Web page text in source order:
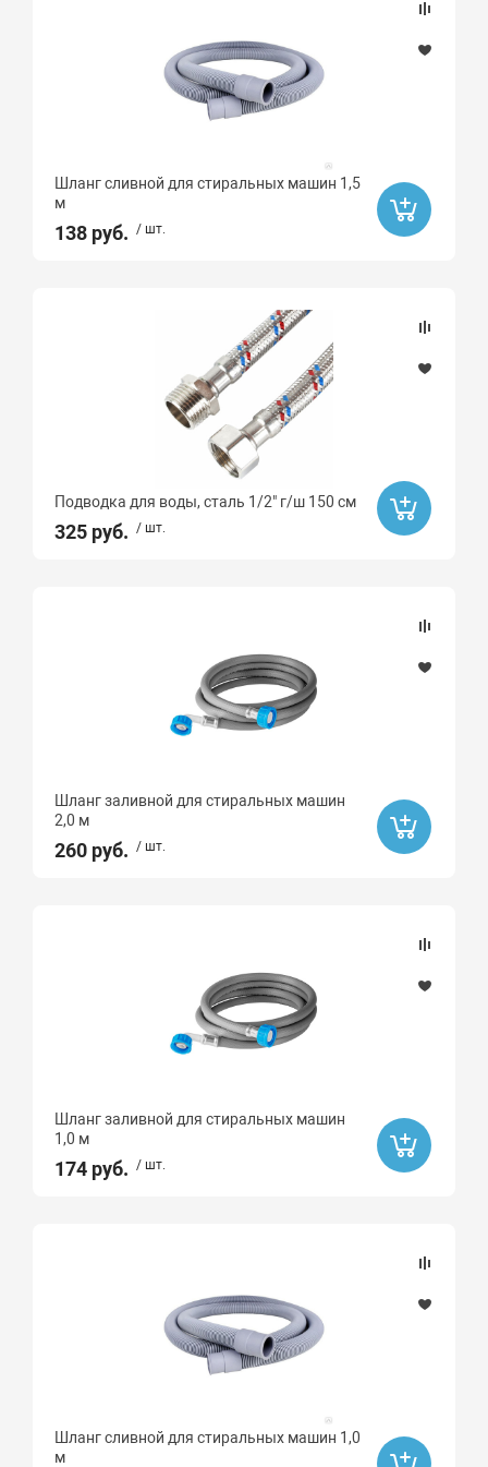
Шланг сливной для стиральных машин 1,5
м
138 руб. / шт.
Подводка для воды, сталь 1/2" г/ш 150 см
325 руб. / шт.
Шланг заливной для стиральных машин
2,0 м
260 руб. / шт.
Шланг заливной для стиральных машин
1,0 м
174 руб. / шт.
Шланг сливной для стиральных машин 1,0
м